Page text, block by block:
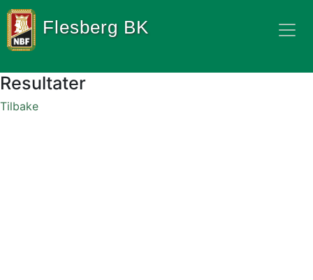
Flesberg BK
Resultater
Tilbake